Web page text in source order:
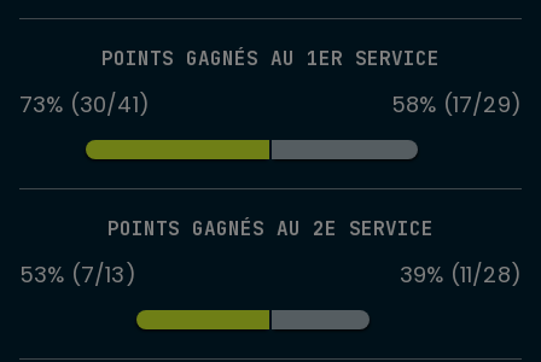
POINTS GAGNÉS AU 1ER SERVICE
73% (30/41) 58% (17/29)
POINTS GAGNÉS AU 2E SERVICE
53% (7/13) 39% (11/28)